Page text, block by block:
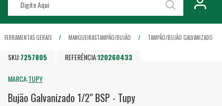
FERRAMENTAS GERAIS MANGUEIRASTAMPÃO/BUJÃO TAMPÃO/BUJÃO GALVANIZADO
SKU:7257805 REFERÊNCIA:120260433
MARCA:TUPY
Bujão Galvanizado 1/2" BSP - Tupy